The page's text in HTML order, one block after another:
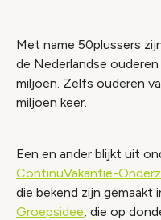
Met name 50plussers
de Nederlandse ouderen
miljoen. Zelfs ouderen
miljoen keer.
Een en ander blijkt uit
ContinuVakantie-
die bekend zijn gemaakt
Groepsidee, die op